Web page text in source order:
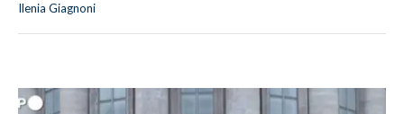
Ilenia Giagnoni